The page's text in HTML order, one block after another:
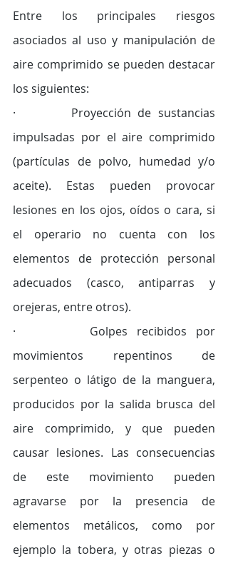
Entre los principales riesgos
asociados al uso y manipulación de
aire comprimido se pueden destacar
los siguientes:
·        Proyección de sustancias
impulsadas por el aire comprimido
(partículas de polvo, humedad y/o
aceite). Estas pueden provocar
lesiones en los ojos, oídos o cara, si
el operario no cuenta con los
elementos de protección personal
adecuados (casco, antiparras y
orejeras, entre otros).
·        Golpes recibidos por
movimientos repentinos de
serpenteo o látigo de la manguera,
producidos por la salida brusca del
aire comprimido, y que pueden
causar lesiones. Las consecuencias
de este movimiento pueden
agravarse por la presencia de
elementos metálicos, como por
ejemplo la tobera, y otras piezas o